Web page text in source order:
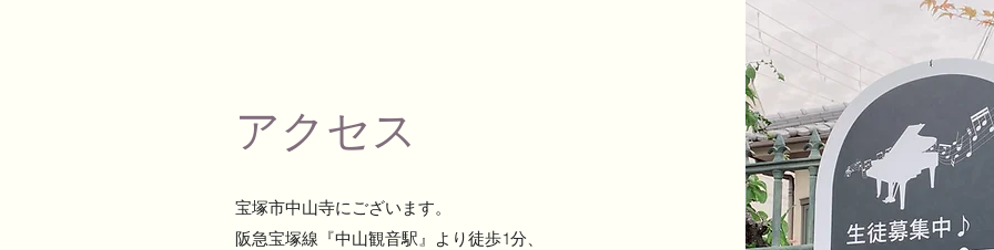
アクセス
宝塚市中山寺にございます。
阪急宝塚線『中山観音駅』より徒歩1分、